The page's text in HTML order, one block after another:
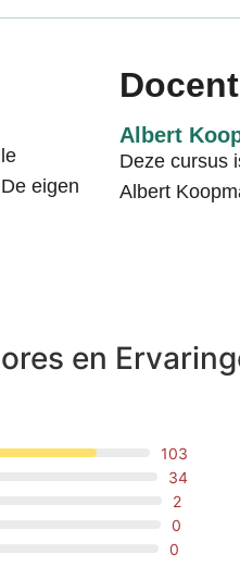
eigen
Albert
Deze cursus
Albert
en
103
34
2
0
0